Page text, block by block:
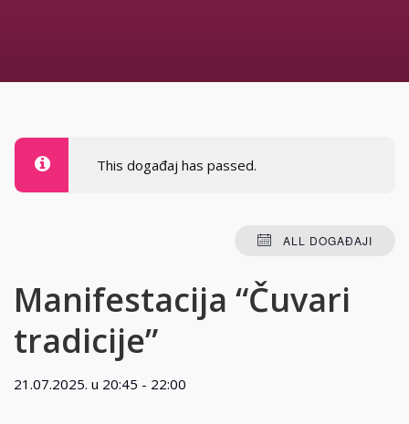
This događaj has passed.
ALL DOGAĐAJI
Manifestacija “Čuvari
tradicije”
21.07.2025. u 20:45 - 22:00